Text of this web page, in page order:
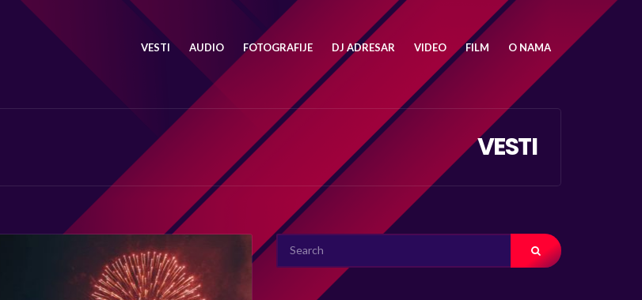
VESTI AUDIO FOTOGRAFIJE DJ ADRESAR VIDEO FILM O NAMA
VESTI
SEARCH
FOR: